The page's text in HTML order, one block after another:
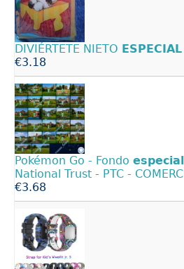
DIVIÉRTETE NIETO ESPECIAL
€3.18
Pokémon Go - Fondo especial
National Trust - PTC -
€3.68